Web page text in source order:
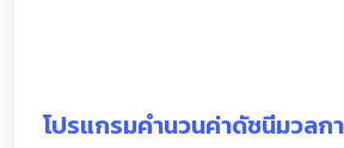
โปรแกรมคำนวนค่าดัชนีมวลก